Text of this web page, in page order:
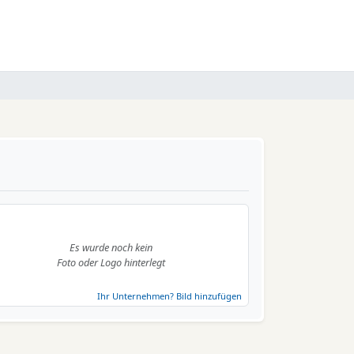
Es wurde noch kein
Foto oder Logo hinterlegt
Ihr Unternehmen? Bild hinzufügen